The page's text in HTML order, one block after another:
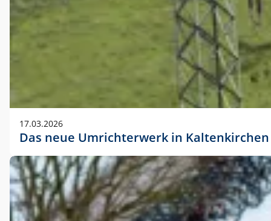
17.03.2026
Das neue Umrichterwerk in Kaltenkirchen